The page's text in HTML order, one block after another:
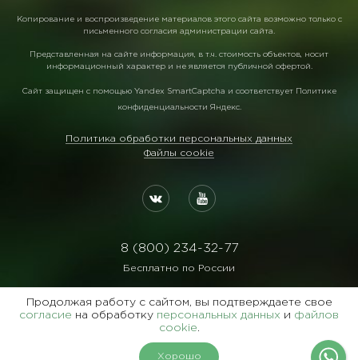
Копирование и воспроизведение материалов этого сайта возможно только с
письменного согласия администрации сайта.
Представленная на сайте информация, в т.ч. стоимость объектов, носит
информационный характер и не является публичной офертой.
Сайт защищен с помощью Yandex SmartCaptcha и соответствует Политике
конфиденциальности Яндекс.
Политика обработки персональных данных
Файлы cookie
8 (800) 234-32-77
Бесплатно по России
Реквизиты:
ООО Агентство "Славянский Двор"
ИНН:7729122105 ОГРН:1027700102473
Продолжая работу с сайтом, вы подтверждаете свое
согласие на обработку персональных данных и файлов
cookie.
Хорошо